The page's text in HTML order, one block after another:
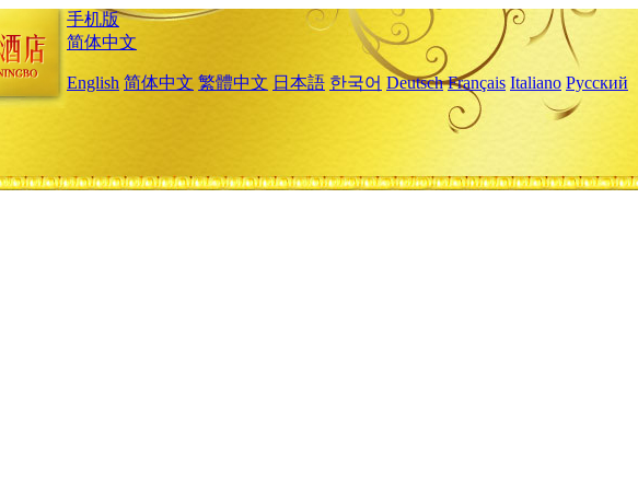
手机版
简体中文
English 简体中文 繁體中文 日本語 한국어 Deutsch Français Italiano Русский